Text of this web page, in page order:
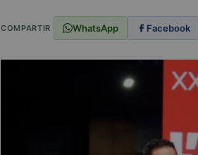
COMPARTIR WhatsApp Facebook